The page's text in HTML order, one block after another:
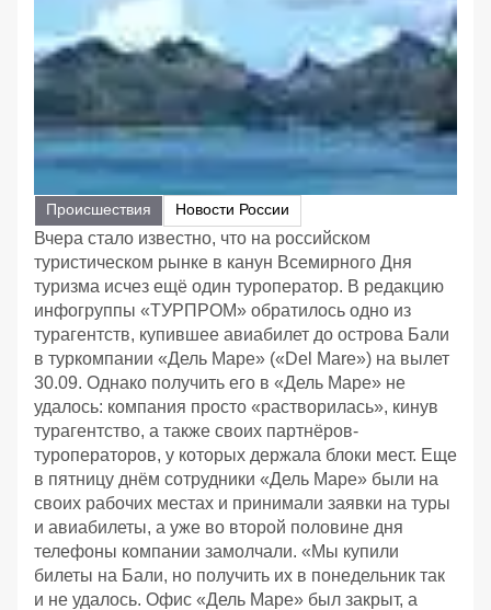
Происшествия Новости России
Вчера стало известно, что на российском
туристическом рынке в канун Всемирного Дня
туризма исчез ещё один туроператор. В редакцию
инфогруппы «ТУРПРОМ» обратилось одно из
турагентств, купившее авиабилет до острова Бали
в туркомпании «Дель Маре» («Del Mare») на вылет
30.09. Однако получить его в «Дель Маре» не
удалось: компания просто «растворилась», кинув
турагентство, а также своих партнёров-
туроператоров, у которых держала блоки мест. Еще
в пятницу днём сотрудники «Дель Маре» были на
своих рабочих местах и принимали заявки на туры
и авиабилеты, а уже во второй половине дня
телефоны компании замолчали. «Мы купили
билеты на Бали, но получить их в понедельник так
и не удалось. Офис «Дель Маре» был закрыт, а